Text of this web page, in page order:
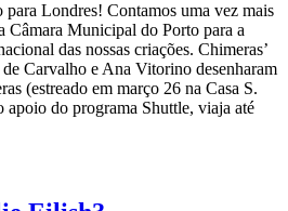
Londres! Contamos uma vez mais
Câmara Municipal do Porto para a
das nossas criações. Chimeras’
Carvalho e Ana Vitorino desenharam
(estreado em março 26 na Casa S.
apoio do programa Shuttle, viaja até